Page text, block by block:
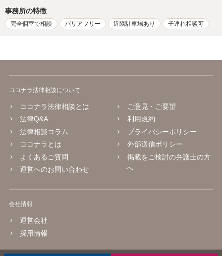
事務所の特徴
完全個室で相談 バリアフリー 近隣駐車場あり 子連れ相談可
ココナラ法律相談について
ココナラ法律相談とは
法律Q&A
法律相談コラム
ココナラとは
よくあるご質問
運営へのお問い合わせ
ご意見・ご要望
利用規約
プライバシーポリシー
外部送信ポリシー
掲載をご検討の弁護士の方
へ
会社情報
運営会社
採用情報